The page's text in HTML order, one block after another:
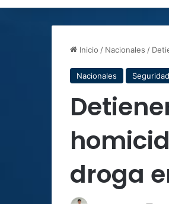
Inicio / Nacionales /
Nacionales Seguridad
droga